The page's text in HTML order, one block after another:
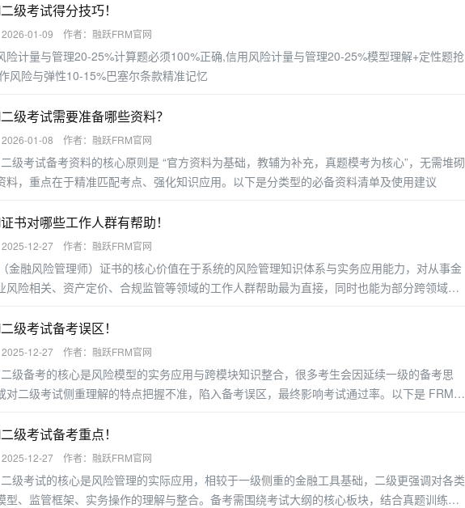
级考试得分技巧！
2026-01-09 作者：融跃FRM官网
险计量与管理20-25%计算题必须100%正确,信用风险计量与管理20-25%模型理解+定性题抢
风险与弹性10-15%巴塞尔条款精准记忆
级考试需要准备哪些资料？
2026-01-08 作者：融跃FRM官网
级考试备考资料的核心原则是 “官方资料为基础，教辅为补充，真题模考为核心”，无需堆砌
料，重点在于精准匹配考点、强化知识应用。以下是分类型的必备资料清单及使用建议
书对哪些工作人群有帮助！
2025-12-27 作者：融跃FRM官网
金融风险管理师）证书的核心价值在于系统的风险管理知识体系与实务应用能力，对从事金
风险相关、资产定价、合规监管等领域的工作人群帮助最为直接，同时也能为部分跨领域从
级考试备考误区！
2025-12-27 作者：融跃FRM官网
级备考的核心是风险模型的实务应用与跨模块知识整合，很多考生会因延续一级的备考思
对二级考试侧重理解的特点把握不准，陷入备考误区，最终影响考试通过率。以下是 FRM
级考试备考重点！
2025-12-27 作者：融跃FRM官网
级考试的核心是风险管理的实际应用，相较于一级侧重的金融工具基础，二级更强调对各类
型、监管框架、实务操作的理解与整合。备考需围绕考试大纲的核心板块，结合真题训练掌